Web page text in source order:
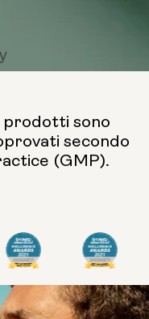
sono
secondo
(GMP).